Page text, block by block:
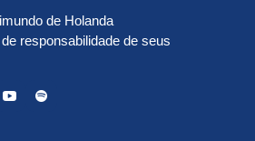
de Holanda
responsabilidade de seus